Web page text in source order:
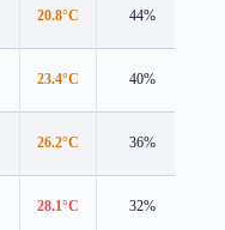
20.8°C 44%
23.4°C 40%
26.2°C 36%
28.1°C 32%